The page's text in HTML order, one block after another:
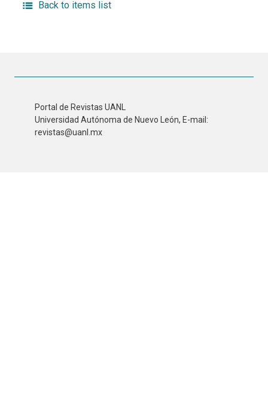
Back to items list
Portal de Revistas UANL
Universidad Autónoma de Nuevo León, E-mail:
revistas@uanl.mx